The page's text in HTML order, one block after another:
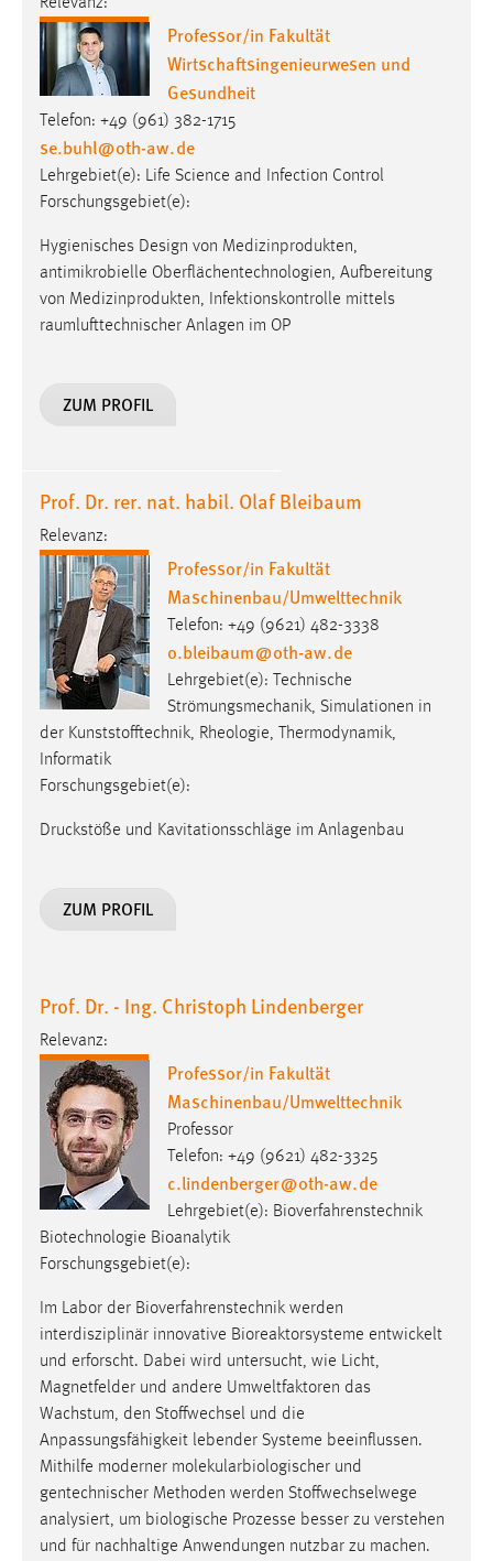
Professor/in Fakultät
Wirtschaftsingenieurwesen und
Gesundheit
Telefon: +49 (961) 382-1715
se.buhl@oth-aw.de
Lehrgebiet(e): Life Science and Infection Control
Forschungsgebiet(e):
Hygienisches Design von Medizinprodukten,
antimikrobielle Oberflächentechnologien, Aufbereitung
von Medizinprodukten, Infektionskontrolle mittels
raumlufttechnischer Anlagen im OP
ZUM PROFIL
Prof. Dr. rer. nat. habil. Olaf Bleibaum
Relevanz:
Professor/in Fakultät
Maschinenbau/Umwelttechnik
Telefon: +49 (9621) 482-3338
o.bleibaum@oth-aw.de
Lehrgebiet(e): Technische
Strömungsmechanik, Simulationen in
der Kunststofftechnik, Rheologie, Thermodynamik,
Informatik
Forschungsgebiet(e):
Druckstöße und Kavitationsschläge im Anlagenbau
ZUM PROFIL
Prof. Dr. - Ing. Christoph Lindenberger
Relevanz:
Professor/in Fakultät
Maschinenbau/Umwelttechnik
Professor
Telefon: +49 (9621) 482-3325
c.lindenberger@oth-aw.de
Lehrgebiet(e): Bioverfahrenstechnik
Biotechnologie Bioanalytik
Forschungsgebiet(e):
Im Labor der Bioverfahrenstechnik werden
interdisziplinär innovative Bioreaktorsysteme entwickelt
und erforscht. Dabei wird untersucht, wie Licht,
Magnetfelder und andere Umweltfaktoren das
Wachstum, den Stoffwechsel und die
Anpassungsfähigkeit lebender Systeme beeinflussen.
Mithilfe moderner molekularbiologischer und
gentechnischer Methoden werden Stoffwechselwege
analysiert, um biologische Prozesse besser zu verstehen
und für nachhaltige Anwendungen nutzbar zu machen.